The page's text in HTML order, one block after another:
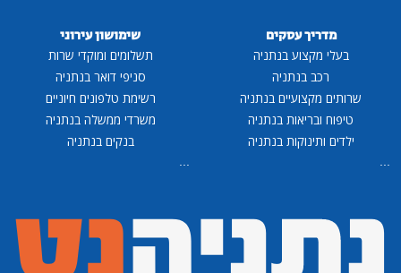
מדריך עסקים
בעלי מקצוע בנתניה
רכב בנתניה
שרותים מקצועיים בנתניה
טיפוח ובריאות בנתניה
ילדים ותינוקות בנתניה
...
שימושון עירוני
תשלומים ומוקדי שרות
סניפי דואר בנתניה
רשימת טלפונים חיוניים
משרדי ממשלה בנתניה
בנקים בנתניה
...